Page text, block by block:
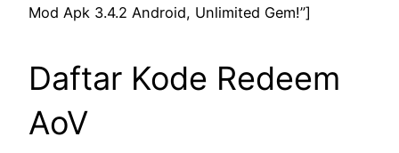
Mod Apk 3.4.2 Android, Unlimited Gem!”]
Daftar Kode Redeem
AoV